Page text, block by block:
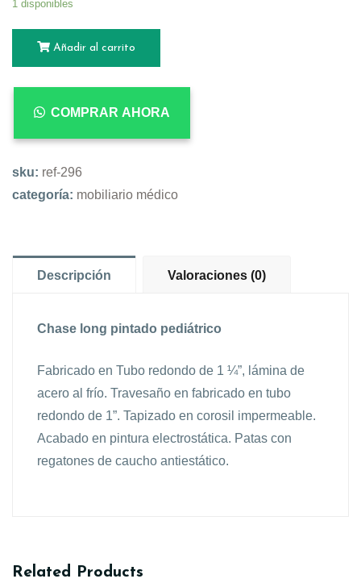
1 disponibles
Añadir al carrito
COMPRAR AHORA
sku: ref-296
categoría: mobiliario médico
Descripción Valoraciones (0)
Chase long pintado pediátrico
Fabricado en Tubo redondo de 1 ¼”, lámina de
acero al frío. Travesaño en fabricado en tubo
redondo de 1”. Tapizado en corosil impermeable.
Acabado en pintura electrostática. Patas con
regatones de caucho antiestático.
Related Products